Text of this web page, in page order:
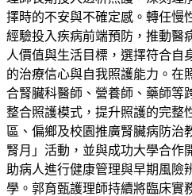
擇時的不安與不確定感。轉任慢
經驗投入疾病前端預防，推動醫
人價值與生活目標，選擇符合自
的治療信心與自我照護能力。在
合腎臟科醫師、營養師、藥師等
整合照護模式，提升照護的完整
區、偏鄉及校園推廣腎臟病防治
腎月」活動，並與成功大學合作
助病人進行健康管理與早期風險
學。郭育甄護理師持續將臨床實